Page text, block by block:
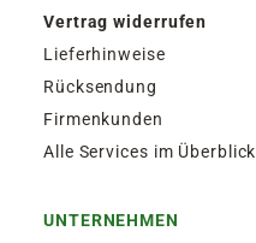
Vertrag widerrufen
Lieferhinweise
Rücksendung
Firmenkunden
Alle Services im Überblick
UNTERNEHMEN